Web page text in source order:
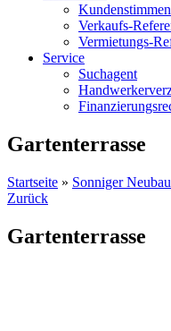
Kundenstimmen
Verkaufs-
Vermietungs-
Service
Suchagent
Gartenterrasse
Startseite » Sonniger
Zurück
Gartenterrasse